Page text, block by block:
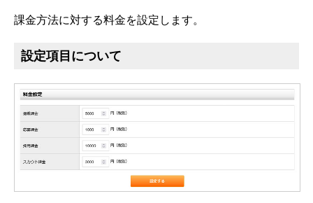
課金方法に対する料金を設定します。
設定項目について